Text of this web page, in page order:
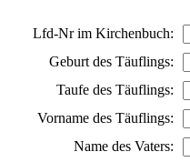
Lfd-Nr im Kirchenbuch:
Geburt des Täuflings:
Taufe des Täuflings:
Vorname des Täuflings:
Name des Vaters: